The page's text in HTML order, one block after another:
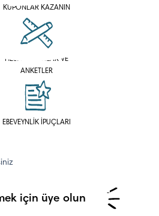
KUPONLAR KAZANIN
HESAPLAYICILAR VE
ANKETLER
EBEVEYNLİK İPUÇLARI
için üye olun